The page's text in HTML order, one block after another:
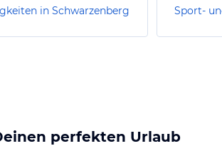
in Schwarzenberg
perfekten Urlaub